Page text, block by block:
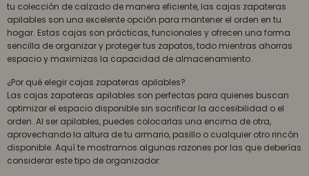
tu colección de calzado de manera eficiente, las cajas zapateras
apilables son una excelente opción para mantener el orden en tu
hogar. Estas cajas son prácticas, funcionales y ofrecen una forma
sencilla de organizar y proteger tus zapatos, todo mientras ahorras
espacio y maximizas la capacidad de almacenamiento.
¿Por qué elegir cajas zapateras apilables?
Las cajas zapateras apilables son perfectas para quienes buscan
optimizar el espacio disponible sin sacrificar la accesibilidad o el
orden. Al ser apilables, puedes colocarlas una encima de otra,
aprovechando la altura de tu armario, pasillo o cualquier otro rincón
disponible. Aquí te mostramos algunas razones por las que deberías
considerar este tipo de organizador: